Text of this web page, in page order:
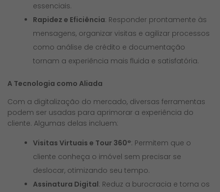
essenciais.
Rapidez e Eficiência: Responder prontamente às
mensagens, organizar visitas e agilizar processos
como análise de crédito e documentação
tornam a experiência mais fluida e satisfatória.
A Tecnologia como Aliada
Com a digitalização do mercado, diversas ferramentas
podem ser usadas para aprimorar a experiência do
cliente. Algumas delas incluem:
Visitas Virtuais e Tour 360°: Permitem que o
cliente conheça o imóvel sem precisar se
deslocar, otimizando seu tempo.
Assinatura Digital: Reduz a burocracia e torna os